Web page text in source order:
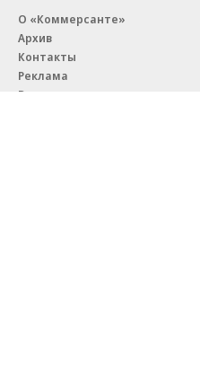
О «Коммерсанте»
Архив
Контакты
Реклама
Вакансии